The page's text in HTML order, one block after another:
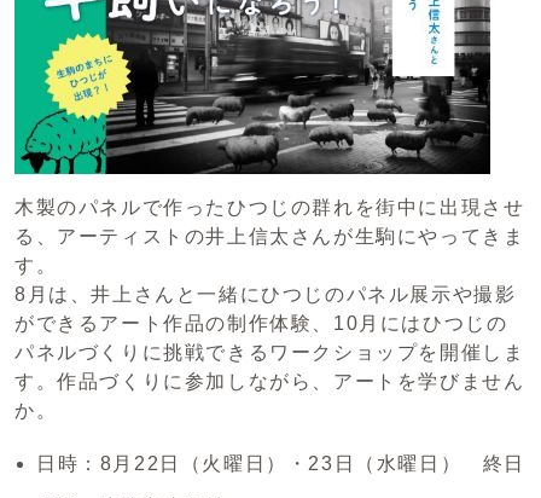
木製のパネルで作ったひつじの群れを街中に出現させ
る、アーティストの井上信太さんが生駒にやってきま
す。
8月は、井上さんと一緒にひつじのパネル展示や撮影
ができるアート作品の制作体験、10月にはひつじの
パネルづくりに挑戦できるワークショップを開催しま
す。作品づくりに参加しながら、アートを学びません
か。
日時：8月22日（火曜日）・23日（水曜日） 終日